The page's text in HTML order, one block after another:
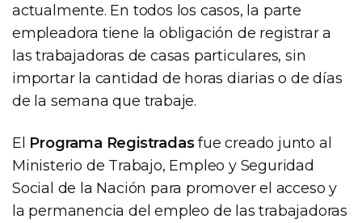
actualmente. En todos los casos, la parte
empleadora tiene la obligación de registrar a
las trabajadoras de casas particulares, sin
importar la cantidad de horas diarias o de días
de la semana que trabaje.
El Programa Registradasfue creado junto al
Ministerio de Trabajo, Empleo y Seguridad
Social de la Nación para promover el acceso y
la permanencia del empleo de las trabajadoras